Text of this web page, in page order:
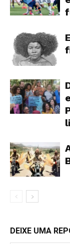
DEIXE UMA